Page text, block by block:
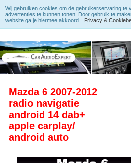
Mazda 6 2007-2012
radio navigatie
android 14 dab+
apple carplay/
android auto
Wij gebruiken cookies om de gebruikerservaring te
advertenties te kunnen tonen. Door gebruik te
website ga je hiermee akkoord.
Privacy &